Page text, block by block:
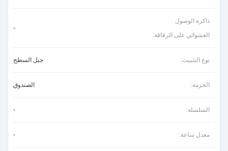
ذاكرة الوصول
العشوائي على الرقاقة:
-
نوع التثبيت: جبل السطح
الحزمة: الصندوق
السلسلة: -
معدل ساعة: -